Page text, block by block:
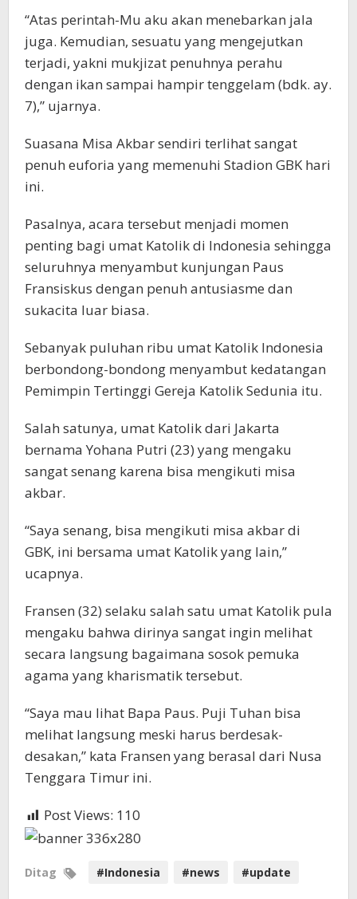
“Atas perintah-Mu aku akan menebarkan jala
juga. Kemudian, sesuatu yang mengejutkan
terjadi, yakni mukjizat penuhnya perahu
dengan ikan sampai hampir tenggelam (bdk. ay.
7),” ujarnya.
Suasana Misa Akbar sendiri terlihat sangat
penuh euforia yang memenuhi Stadion GBK hari
ini.
Pasalnya, acara tersebut menjadi momen
penting bagi umat Katolik di Indonesia sehingga
seluruhnya menyambut kunjungan Paus
Fransiskus dengan penuh antusiasme dan
sukacita luar biasa.
Sebanyak puluhan ribu umat Katolik Indonesia
berbondong-bondong menyambut kedatangan
Pemimpin Tertinggi Gereja Katolik Sedunia itu.
Salah satunya, umat Katolik dari Jakarta
bernama Yohana Putri (23) yang mengaku
sangat senang karena bisa mengikuti misa
akbar.
“Saya senang, bisa mengikuti misa akbar di
GBK, ini bersama umat Katolik yang lain,”
ucapnya.
Fransen (32) selaku salah satu umat Katolik pula
mengaku bahwa dirinya sangat ingin melihat
secara langsung bagaimana sosok pemuka
agama yang kharismatik tersebut.
“Saya mau lihat Bapa Paus. Puji Tuhan bisa
melihat langsung meski harus berdesak-
desakan,” kata Fransen yang berasal dari Nusa
Tenggara Timur ini.
Post Views: 110
Ditag #Indonesia #news #update